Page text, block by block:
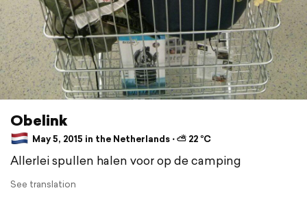
Obelink
May 5, 2015 in the Netherlands ⋅ ⛅ 22 °C
Allerlei spullen halen voor op de camping
See translation